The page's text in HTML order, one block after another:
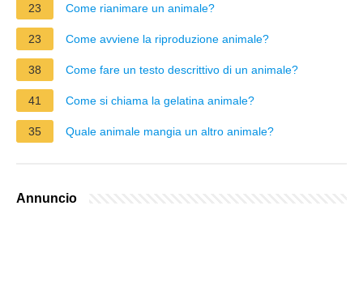
23 Come rianimare un animale?
23 Come avviene la riproduzione animale?
38 Come fare un testo descrittivo di un animale?
41 Come si chiama la gelatina animale?
35 Quale animale mangia un altro animale?
Annuncio